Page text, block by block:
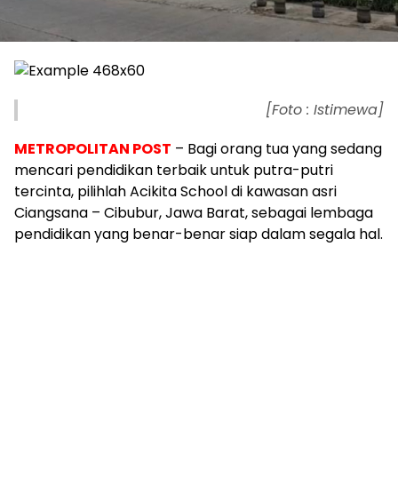
[Foto : Istimewa]
METROPOLITAN POST – Bagi orang tua yang sedang
mencari pendidikan terbaik untuk putra-putri
tercinta, pilihlah Acikita School di kawasan asri
Ciangsana – Cibubur, Jawa Barat, sebagai lembaga
pendidikan yang benar-benar siap dalam segala hal.